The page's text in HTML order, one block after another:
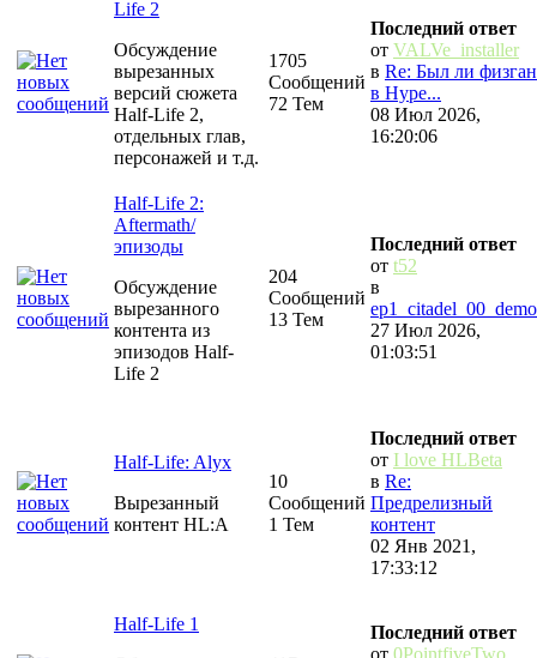
Life 2
Обсуждение
вырезанных
версий сюжета
Half-Life 2,
отдельных глав,
персонажей и т.д.
1705
Сообщений
72 Тем
Последний ответ
от VALVe_installer
в Re: Был ли физган
в Hype...
08 Июл 2026,
16:20:06
Half-Life 2:
Aftermath/
эпизоды
Обсуждение
вырезанного
контента из
эпизодов Half-
Life 2
204
Сообщений
13 Тем
Последний ответ
от t52
в
ep1_citadel_00_demo
27 Июл 2026,
01:03:51
Half-Life: Alyx
Вырезанный
контент HL:A
10
Сообщений
1 Тем
Последний ответ
от I love HLBeta
в Re:
Предрелизный
контент
02 Янв 2021,
17:33:12
Half-Life 1
Последний ответ